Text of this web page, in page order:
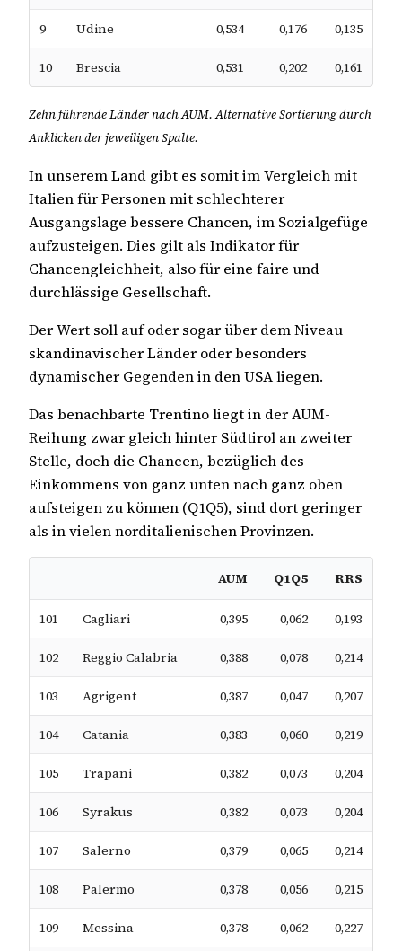
9 Udine 0,534 0,176 0,135
10 Brescia 0,531 0,202 0,161
Zehn führende Länder nach AUM. Alternative Sortierung durch
Anklicken der jeweiligen Spalte.
In unserem Land gibt es somit im Vergleich mit
Italien für Personen mit schlechterer
Ausgangslage bessere Chancen, im Sozialgefüge
aufzusteigen. Dies gilt als Indikator für
Chancengleichheit, also für eine faire und
durchlässige Gesellschaft.
Der Wert soll auf oder sogar über dem Niveau
skandinavischer Länder oder besonders
dynamischer Gegenden in den USA liegen.
Das benachbarte Trentino liegt in der AUM-
Reihung zwar gleich hinter Südtirol an zweiter
Stelle, doch die Chancen, bezüglich des
Einkommens von ganz unten nach ganz oben
aufsteigen zu können (Q1Q5), sind dort geringer
als in vielen norditalienischen Provinzen.
AUM Q1Q5 RRS
101 Cagliari 0,395 0,062 0,193
102 Reggio Calabria 0,388 0,078 0,214
103 Agrigent 0,387 0,047 0,207
104 Catania 0,383 0,060 0,219
105 Trapani 0,382 0,073 0,204
106 Syrakus 0,382 0,073 0,204
107 Salerno 0,379 0,065 0,214
108 Palermo 0,378 0,056 0,215
109 Messina 0,378 0,062 0,227